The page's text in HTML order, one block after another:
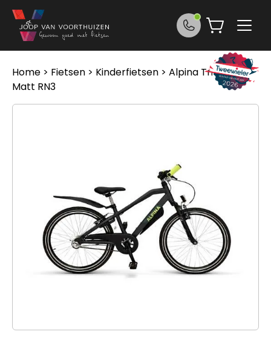
Ga naar de inhoud
Home > Fietsen > Kinderfietsen > Alpina Trial Black
Matt RN3